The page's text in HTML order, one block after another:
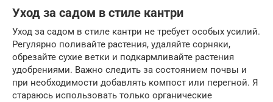
Уход за садом в стиле кантри
Уход за садом в стиле кантри не требует особых усилий.
Регулярно поливайте растения, удаляйте сорняки,
обрезайте сухие ветки и подкармливайте растения
удобрениями. Важно следить за состоянием почвы и
при необходимости добавлять компост или перегной. Я
стараюсь использовать только органические